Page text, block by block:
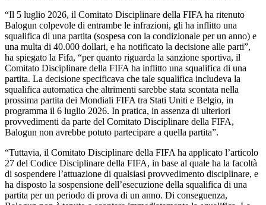
“Il 5 luglio 2026, il Comitato Disciplinare della FIFA ha ritenuto
Balogun colpevole di entrambe le infrazioni, gli ha inflitto una
squalifica di una partita (sospesa con la condizionale per un anno) e
una multa di 40.000 dollari, e ha notificato la decisione alle parti”,
ha spiegato la Fifa, “per quanto riguarda la sanzione sportiva, il
Comitato Disciplinare della FIFA ha inflitto una squalifica di una
partita. La decisione specificava che tale squalifica includeva la
squalifica automatica che altrimenti sarebbe stata scontata nella
prossima partita dei Mondiali FIFA tra Stati Uniti e Belgio, in
programma il 6 luglio 2026. In pratica, in assenza di ulteriori
provvedimenti da parte del Comitato Disciplinare della FIFA,
Balogun non avrebbe potuto partecipare a quella partita”.
“Tuttavia, il Comitato Disciplinare della FIFA ha applicato l’articolo
27 del Codice Disciplinare della FIFA, in base al quale ha la facoltà
di sospendere l’attuazione di qualsiasi provvedimento disciplinare, e
ha disposto la sospensione dell’esecuzione della squalifica di una
partita per un periodo di prova di un anno. Di conseguenza,